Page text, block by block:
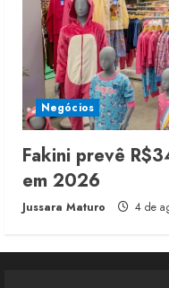
Negócios
Fakini prevê
em 2026
Jussara Maturo 4 de